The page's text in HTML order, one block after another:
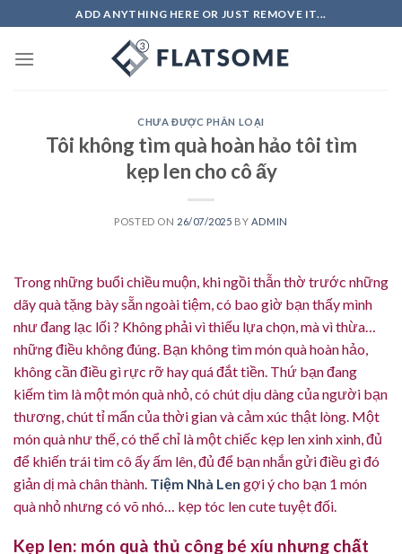
to
content
ADD ANYTHING HERE OR JUST REMOVE IT...
CHƯA ĐƯỢC PHÂN LOẠI
Tôi không tìm quà hoàn hảo tôi tìm
kẹp len cho cô ấy
POSTED ON 26/07/2025 BY ADMIN
Trong những buổi chiều muộn, khi ngồi thẫn thờ trước những
dãy quà tặng bày sẵn ngoài tiệm, có bao giờ bạn thấy mình
như đang lạc lối ? Không phải vì thiếu lựa chọn, mà vì thừa…
những điều không đúng. Bạn không tìm món quà hoàn hảo,
không cần điều gì rực rỡ hay quá đắt tiền. Thứ bạn đang
kiếm tìm là một món quà nhỏ, có chút dịu dàng của người bạn
thương, chút tỉ mẩn của thời gian và cảm xúc thật lòng. Một
món quà như thế, có thể chỉ là một chiếc kẹp len xinh xinh, đủ
để khiến trái tim cô ấy ấm lên, đủ để bạn nhắn gửi điều gì đó
giản dị mà chân thành. Tiệm Nhà Len gợi ý cho bạn 1 món
quà nhỏ nhưng có võ nhó… kẹp tóc len cute tuyệt đối.
Kẹp len: món quà thủ công bé xíu nhưng chất